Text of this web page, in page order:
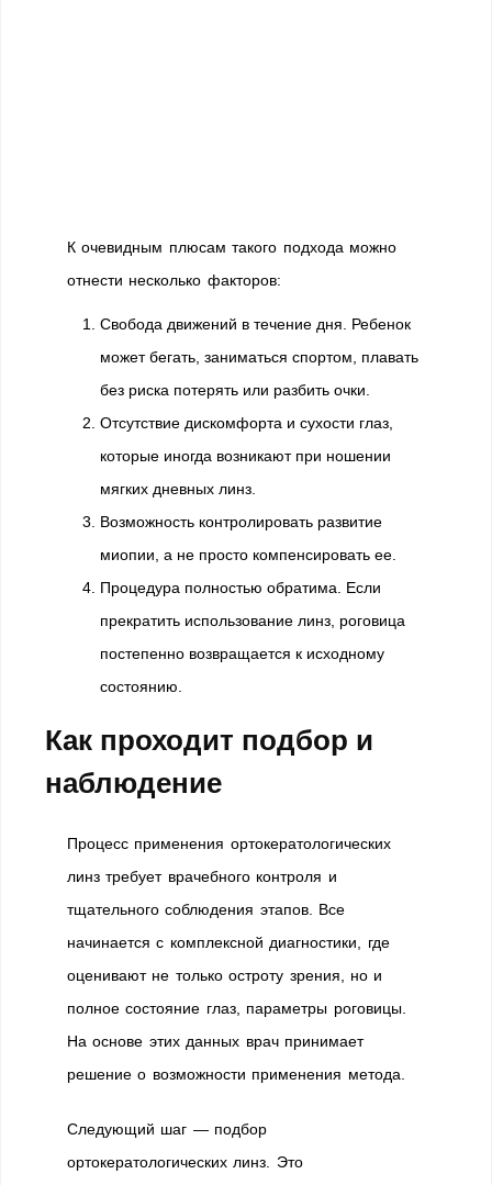
К очевидным плюсам такого подхода можно
отнести несколько факторов:
Свобода движений в течение дня. Ребенок
может бегать, заниматься спортом, плавать
без риска потерять или разбить очки.
Отсутствие дискомфорта и сухости глаз,
которые иногда возникают при ношении
мягких дневных линз.
Возможность контролировать развитие
миопии, а не просто компенсировать ее.
Процедура полностью обратима. Если
прекратить использование линз, роговица
постепенно возвращается к исходному
состоянию.
Как проходит подбор и
наблюдение
Процесс применения ортокератологических
линз требует врачебного контроля и
тщательного соблюдения этапов. Все
начинается с комплексной диагностики, где
оценивают не только остроту зрения, но и
полное состояние глаз, параметры роговицы.
На основе этих данных врач принимает
решение о возможности применения метода.
Следующий шаг — подбор
ортокератологических линз. Это